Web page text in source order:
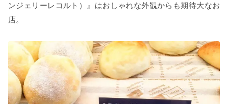
ンジェリーレコルト）』はおしゃれな外観からも期待大なお
店。